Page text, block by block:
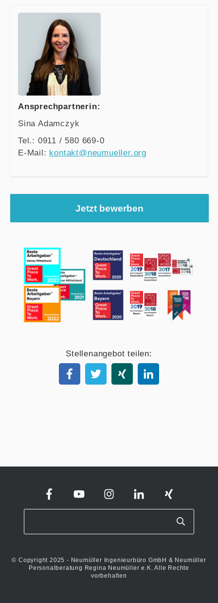
Ansprechpartnerin:
Sina Adamczyk
Tel.: 0911 / 580 669-0
E-Mail: kontakt@neumueller.org
Jetzt bewerben
Stellenangebot teilen:
© Copyright 2025 - Neumüller Ingenieurbüro GmbH & Neumüller
Personalberatung Regina Neumüller e.K. Alle Rechte
vorbehalten